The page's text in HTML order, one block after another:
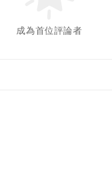
成為首位評論者